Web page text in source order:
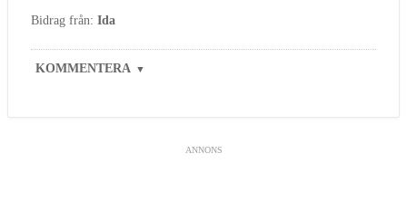
Bidrag från: Ida
KOMMENTERA ▼
ANNONS